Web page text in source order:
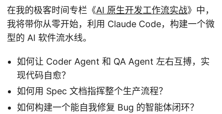
在我的极客时间专栏《AI 原生开发工作流实战》中，
我将带你从零开始，利用 Claude Code，构建一个微
型的 AI 软件流水线。
如何让 Coder Agent 和 QA Agent 左右互搏，实
现代码自愈？
如何用 Spec 文档指挥整个生产流程？
如何构建一个能自我修复 Bug 的智能体闭环？